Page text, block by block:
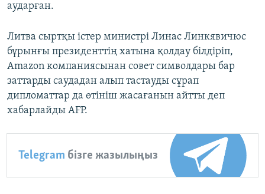
аударған.
Литва сыртқы істер министрі Линас Линкявичюс
бұрынғы президенттің хатына қолдау білдіріп,
Amazon компаниясынан совет символдары бар
заттарды саудадан алып тастауды сұрап
дипломаттар да өтініш жасағанын айтты деп
хабарлайды AFP.
Telegram бізге жазылыңыз